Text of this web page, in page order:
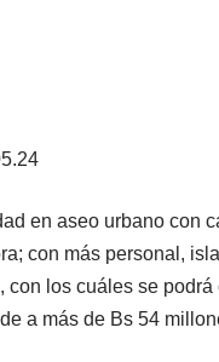
en aseo urbano con
con más personal,
con los cuáles se
a más de Bs 54